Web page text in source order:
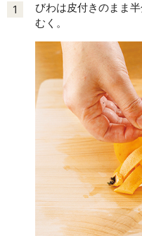
1
びわは皮付きのまま
むく。